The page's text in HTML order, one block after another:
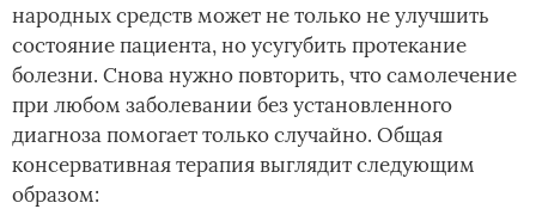
народных средств может не только не улучшить
состояние пациента, но усугубить протекание
болезни. Снова нужно повторить, что самолечение
при любом заболевании без установленного
диагноза помогает только случайно. Общая
консервативная терапия выглядит следующим
образом: